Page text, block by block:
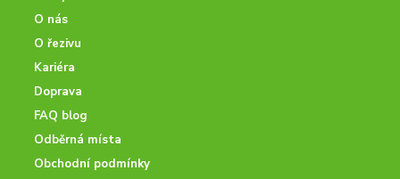
O nás
O řezivu
Kariéra
Doprava
FAQ blog
Odběrná místa
Obchodní podmínky